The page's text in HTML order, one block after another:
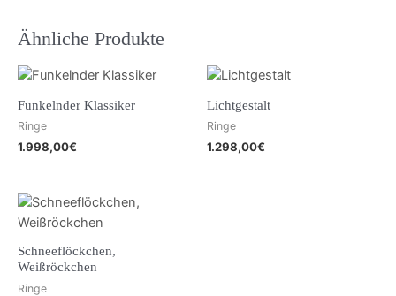
Ähnliche Produkte
Funkelnder Klassiker
Ringe
1.998,00€
Lichtgestalt
Ringe
1.298,00€
Schneeflöckchen,
Weißröckchen
Ringe